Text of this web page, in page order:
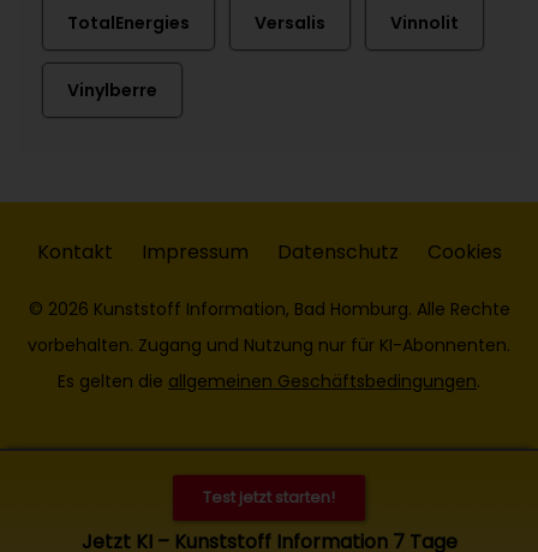
TotalEnergies Versalis Vinnolit
Vinylberre
Test jetzt starten!
Jetzt KI – Kunststoff Information 7 Tage
Kontakt Impressum Datenschutz Cookies
© 2026 Kunststoff Information, Bad Homburg. Alle Rechte
vorbehalten. Zugang und Nutzung nur für KI-Abonnenten.
Es gelten die allgemeinen Geschäftsbedingungen.